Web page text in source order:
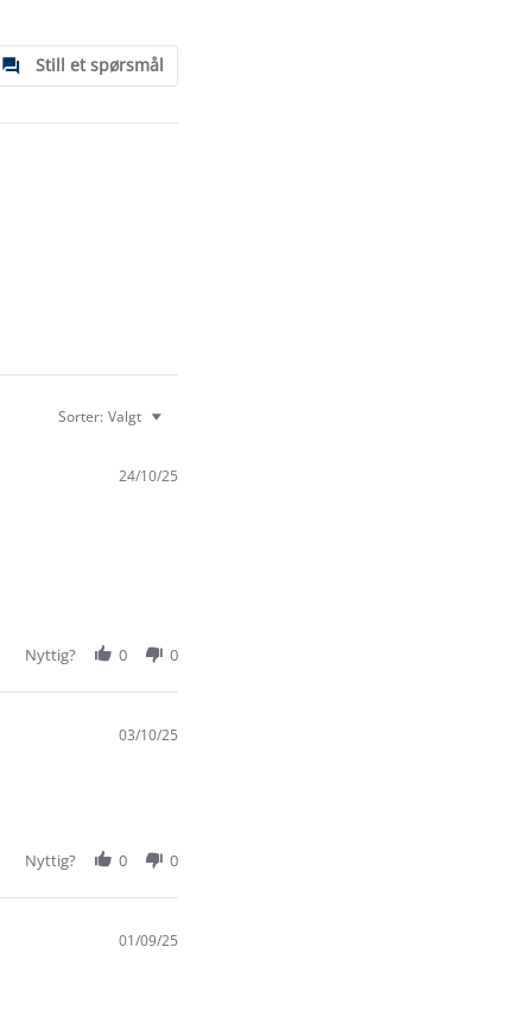
Still et spørsmål
Sorter: Valgt
24/10/25
Nyttig? 0 0
03/10/25
Nyttig? 0 0
01/09/25